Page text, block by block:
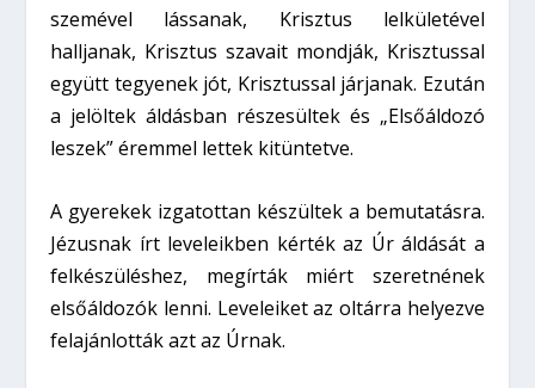
szemével lássanak, Krisztus lelkületével
halljanak, Krisztus szavait mondják, Krisztussal
együtt tegyenek jót, Krisztussal járjanak. Ezután
a jelöltek áldásban részesültek és „Elsőáldozó
leszek” éremmel lettek kitüntetve.
A gyerekek izgatottan készültek a bemutatásra.
Jézusnak írt leveleikben kérték az Úr áldását a
felkészüléshez, megírták miért szeretnének
elsőáldozók lenni. Leveleiket az oltárra helyezve
felajánlották azt az Úrnak.